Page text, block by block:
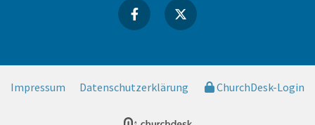
Impressum Datenschutzerklärung ChurchDesk-Login